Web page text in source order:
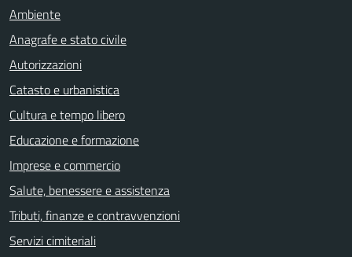
Ambiente
Anagrafe e stato civile
Autorizzazioni
Catasto e urbanistica
Cultura e tempo libero
Educazione e formazione
Imprese e commercio
Salute, benessere e assistenza
Tributi, finanze e contravvenzioni
Servizi cimiteriali